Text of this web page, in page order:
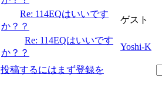
Re: 114EQはいいです
か？？
ゲスト
Re: 114EQはいいです
か？？
Yoshi-K
投稿するにはまず登録を